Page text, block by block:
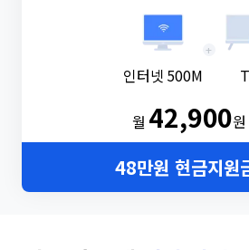
인터넷 500M
+
월 42,900원
48만원 현금지원